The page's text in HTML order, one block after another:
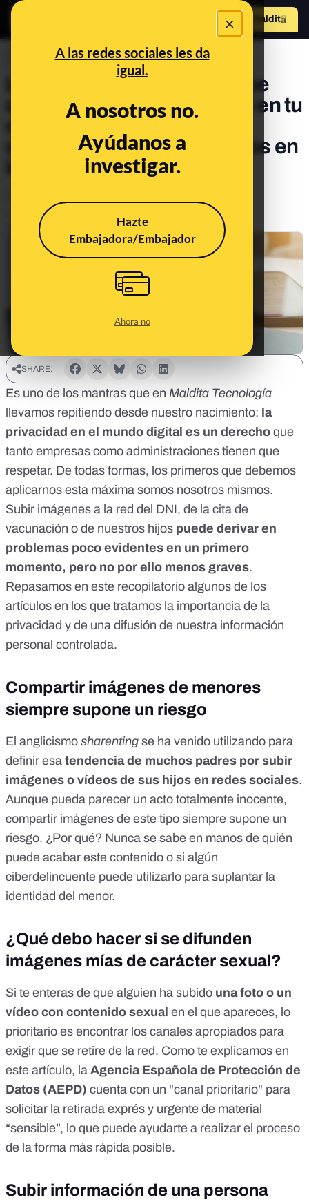
×
A las redes sociales les da
igual.
A nosotros no.
Ayúdanos a
investigar.
Hazte
Embajadora/Embajador
Ahora no
Hazte Maldito
PREBUNKING
La información personal que
compartes puede volverse en tu
contra: la importancia de
controlar la difusión de datos en
Publicado el
Actualizado el
May 6, 2024, 5:20:00 PM
SHARE:
Es uno de los mantras que en Maldita Tecnología
llevamos repitiendo desde nuestro nacimiento: la
privacidad en el mundo digital es un derecho que
tanto empresas como administraciones tienen que
respetar. De todas formas, los primeros que debemos
aplicarnos esta máxima somos nosotros mismos.
Subir imágenes a la red del DNI, de la cita de
vacunación o de nuestros hijos puede derivar en
problemas poco evidentes en un primero
momento, pero no por ello menos graves.
Repasamos en este recopilatorio algunos de los
artículos en los que tratamos la importancia de la
privacidad y de una difusión de nuestra información
personal controlada.
Compartir imágenes de menores
siempre supone un riesgo
El anglicismo sharenting se ha venido utilizando para
definir esa tendencia de muchos padres por subir
imágenes o vídeos de sus hijos en redes sociales.
Aunque pueda parecer un acto totalmente inocente,
compartir imágenes de este tipo siempre supone un
riesgo. ¿Por qué? Nunca se sabe en manos de quién
puede acabar este contenido o si algún
ciberdelincuente puede utilizarlo para suplantar la
identidad del menor.
¿Qué debo hacer si se difunden
imágenes mías de carácter sexual?
Si te enteras de que alguien ha subido una foto o un
vídeo con contenido sexual en el que apareces, lo
prioritario es encontrar los canales apropiados para
exigir que se retire de la red. Como te explicamos en
este artículo, la Agencia Española de Protección de
Datos (AEPD) cuenta con un "canal prioritario" para
solicitar la retirada exprés y urgente de material
“sensible”, lo que puede ayudarte a realizar el proceso
de la forma más rápida posible.
Subir información de una persona